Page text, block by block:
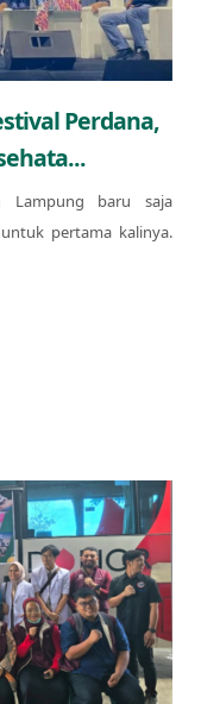
Perdana,
Lampung baru saja
pertama kalinya.